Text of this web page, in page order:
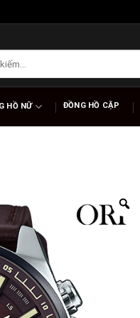
HỒ NỮ ĐỒNG HỒ CẶP